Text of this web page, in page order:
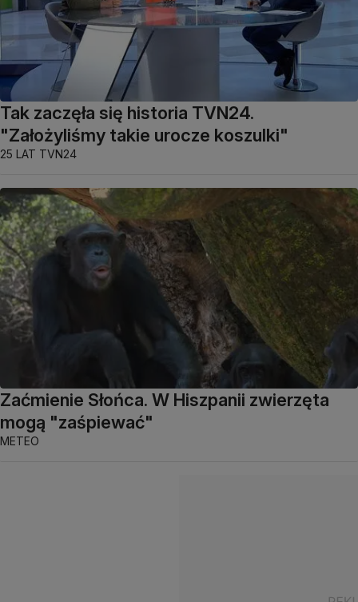
Tak zaczęła się historia TVN24.
"Założyliśmy takie urocze koszulki"
25 LAT TVN24
Zaćmienie Słońca. W Hiszpanii zwierzęta
mogą "zaśpiewać"
METEO